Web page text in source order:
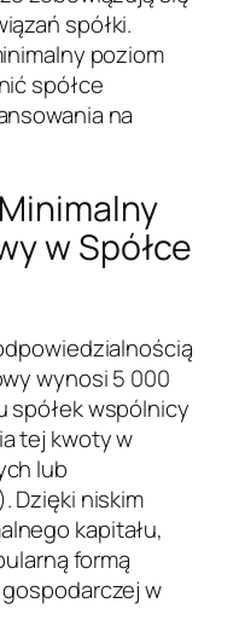
spółki.
poziom
spółce
na
w Spółce
wynosi 5 000
spółek wspólnicy
tej kwoty w
lub
Dzięki niskim
kapitału,
formą
w